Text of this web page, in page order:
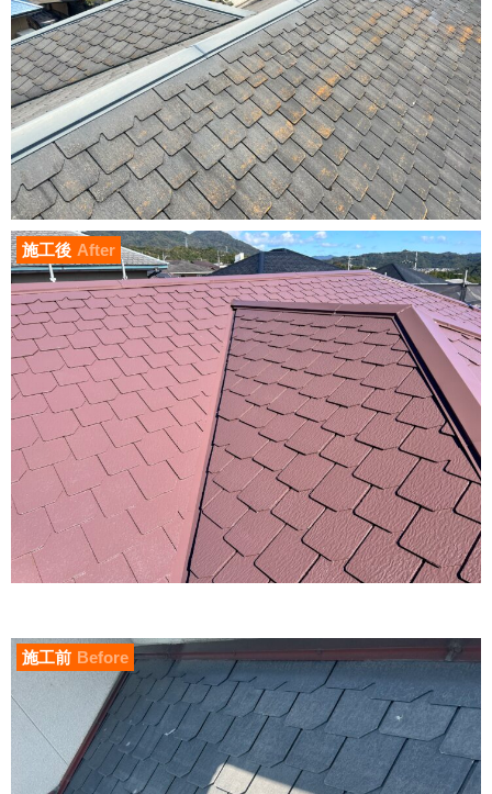
施工後 After
施工前 Before